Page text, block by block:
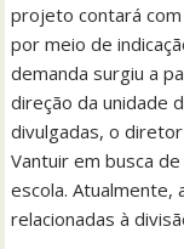
projeto contará
por meio de
demanda surgiu a
direção da unidade
divulgadas, o
Vantuir em busca
escola. Atualmente,
relacionadas à